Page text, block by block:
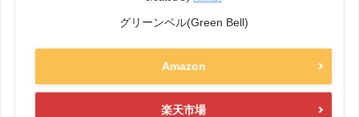
グリーンベル(Green Bell)
Amazon
楽天市場